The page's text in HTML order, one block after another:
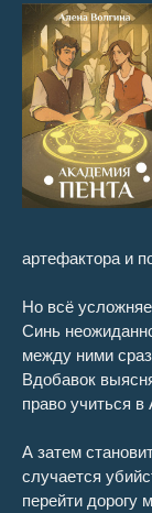
Академия
Академия
Академия
Академия
Академия
Академия
Академия
Академия
Академия
Академия
Академия
артефактора и
Но всё
Синь
между ними
Вдобавок
право учиться
А затем
случается
перейти дорогу